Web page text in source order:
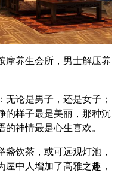
摩养生会所，男士解压养
论是男子，还是女子；
的样子最是美丽，那种沉
神情最是心生喜欢。
饮茶，或可远观灯池，
中人增加了高雅之趣，